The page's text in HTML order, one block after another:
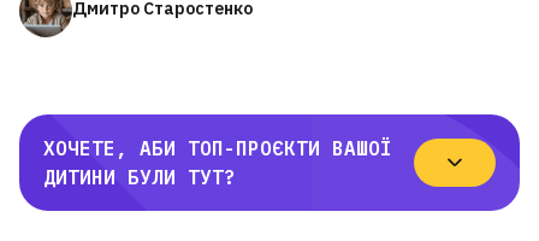
Дмитро Старостенко
ХОЧЕТЕ, АБИ ТОП-ПРОЄКТИ ВАШОЇ
ДИТИНИ БУЛИ ТУТ?